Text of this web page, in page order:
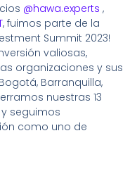
@hawa.experts ,
, fuimos parte de la
Summit 2023!
valiosas,
organizaciones y sus
Barranquilla,
nuestras 13
seguimos
como uno de